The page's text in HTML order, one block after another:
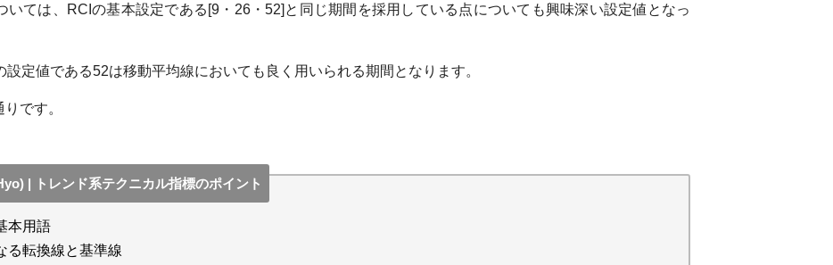
いては、RCIの基本設定である[9・26・52]と同じ期間を採用している点についても興味深い設定値となっ
定値である52は移動平均線においても良く用いられる期間となります。
です。
| トレンド系テクニカル指標のポイント
本用語
る転換線と基準線